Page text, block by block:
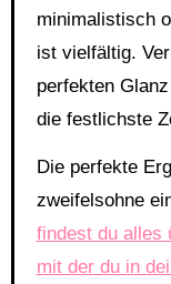
minimalistisch
ist vielfältig.
perfekten
die festlichste
Die perfekte
zweifelsohne
findest du alles
mit der du in